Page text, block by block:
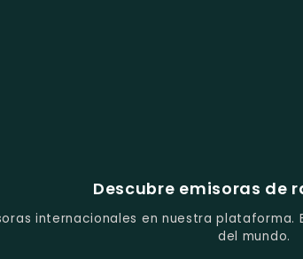
Descubre emisoras de
internacionales en nuestra
del mundo.